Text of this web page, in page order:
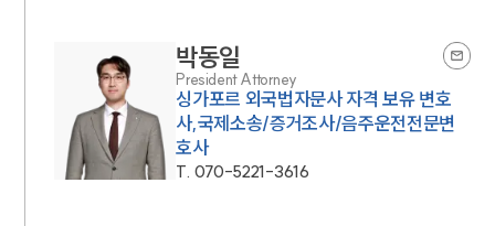
박동일
President Attorney
싱가포르 외국법자문사 자격 보유 변호
사,국제소송/증거조사/음주운전전문변
호사
T. 070-5221-3616